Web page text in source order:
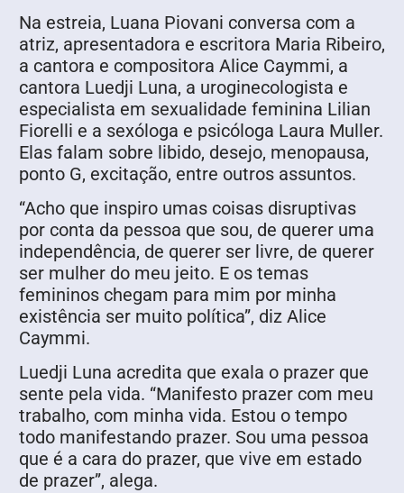
Na estreia, Luana Piovani conversa com a
atriz, apresentadora e escritora Maria Ribeiro,
a cantora e compositora Alice Caymmi, a
cantora Luedji Luna, a uroginecologista e
especialista em sexualidade feminina Lilian
Fiorelli e a sexóloga e psicóloga Laura Muller.
Elas falam sobre libido, desejo, menopausa,
ponto G, excitação, entre outros assuntos.
“Acho que inspiro umas coisas disruptivas
por conta da pessoa que sou, de querer uma
independência, de querer ser livre, de querer
ser mulher do meu jeito. E os temas
femininos chegam para mim por minha
existência ser muito política”, diz Alice
Caymmi.
Luedji Luna acredita que exala o prazer que
sente pela vida. “Manifesto prazer com meu
trabalho, com minha vida. Estou o tempo
todo manifestando prazer. Sou uma pessoa
que é a cara do prazer, que vive em estado
de prazer”, alega.